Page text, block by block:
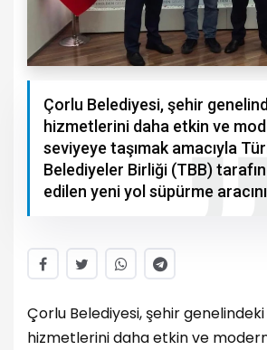
Çorlu Belediyesi, şehir
hizmetlerini daha etkin ve
seviyeye taşımak amacıyla
Belediyeler Birliği (TBB)
edilen yeni yol süpürme
Çorlu Belediyesi, şehir
hizmetlerini daha etkin ve